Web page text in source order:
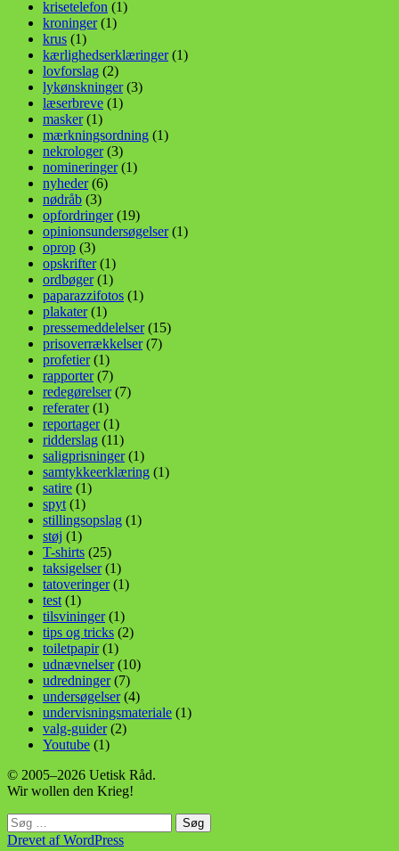
krisetelefon (1)
kroninger(1)
krus (1)
kærlighedserklæringer(1)
lovforslag (2)
lykønskninger(3)
læserbreve (1)
masker(1)
mærkningsordning (1)
nekrologer(3)
nomineringer(1)
nyheder(6)
nødråb (3)
opfordringer(19)
opinionsundersøgelser(1)
oprop (3)
opskrifter(1)
ordbøger(1)
paparazzifotos (1)
plakater(1)
pressemeddelelser(15)
prisoverrækkelser(7)
profetier(1)
rapporter(7)
redegørelser(7)
referater(1)
reportager(1)
ridderslag (11)
saligprisninger(1)
samtykkeerklæring (1)
satire (1)
spyt (1)
stillingsopslag (1)
støj (1)
T-shirts (25)
taksigelser(1)
tatoveringer(1)
test (1)
tilsvininger(1)
tips og tricks (2)
toiletpapir(1)
udnævnelser(10)
udredninger(7)
undersøgelser(4)
undervisningsmateriale (1)
valg-guider(2)
Youtube (1)
© 2005–2026 Uetisk Råd.
Wir wollen den Krieg!
Søg
efter:
Drevet af WordPress